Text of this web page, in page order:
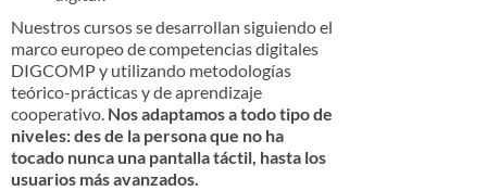
Nuestros cursos se desarrollan siguiendo el
marco europeo de competencias digitales
DIGCOMP y utilizando metodologías
teórico-prácticas y de aprendizaje
cooperativo. Nos adaptamos a todo tipo de
niveles: des de la persona que no ha
tocado nunca una pantalla táctil, hasta los
usuarios más avanzados.